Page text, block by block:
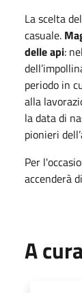
La scelta
casuale.
delle api:
periodo in
alla
la data di
pionieri
Per
accenderà
A